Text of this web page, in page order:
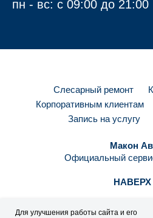
пн - вс: с 09:00 до 21:00
Слесарный ремонт
Корпоративным клиентам
Запись на услугу
Макон
Официальный
НАВЕРХ
Для улучшения работы сайта и его